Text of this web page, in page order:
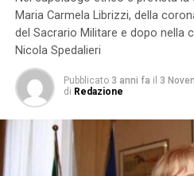
Maria Carmela Librizzi, della
del Sacrario Militare e dopo nella
Nicola Spedalieri
Pubblicato 3 anni fa il 3
di Redazione